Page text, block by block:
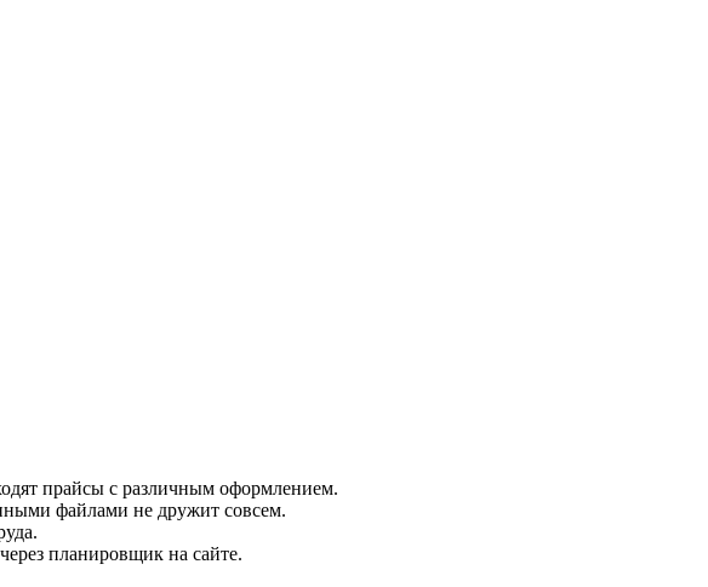
прайсы с различным оформлением.
файлами не дружит совсем.
планировщик на сайте.